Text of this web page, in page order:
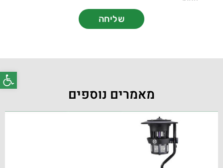
שליחה
מאמרים נוספים
פתח